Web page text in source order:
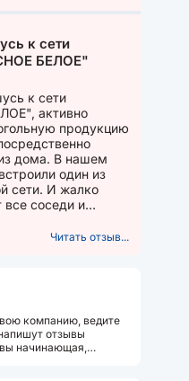
к сети
БЕЛОЕ"
к сети
активно
продукцию
дома. В нашем
один из
сети. И жалко
все соседи и
Читать отзыв...
компанию, ведите
отзывы
начинающая,